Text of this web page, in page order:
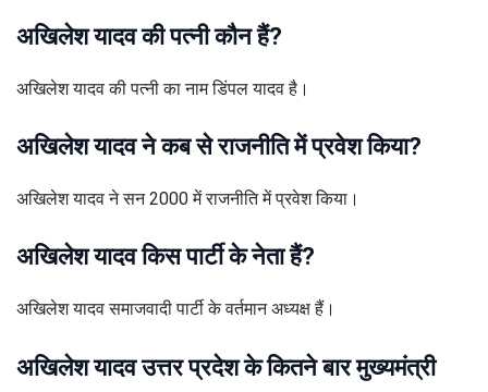
अखिलेश यादव की पत्नी कौन हैं?
अखिलेश यादव की पत्नी का नाम डिंपल यादव है।
अखिलेश यादव ने कब से राजनीति में प्रवेश किया?
अखिलेश यादव ने सन 2000 में राजनीति में प्रवेश किया।
अखिलेश यादव किस पार्टी के नेता हैं?
अखिलेश यादव समाजवादी पार्टी के वर्तमान अध्यक्ष हैं।
अखिलेश यादव उत्तर प्रदेश के कितने बार मुख्यमंत्री